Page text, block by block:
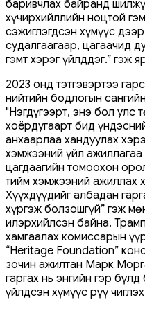
баривчлах байранд
хүчирхийллийн ноцтой
сэжиглэгдсэн хүмүүс
судалгаагаар, цагаачид
гэмт хэрэг үйлддэг.” гэж
2023 онд тэтгэвэртээ
нийтийн бодлогын
"Нэгдүгээрт, энэ бол улс
хоёрдугаарт бид
анхаарлаа хандуулах
хэмжээний үйл ажиллагаа
цагдаагийн томоохон
тийм хэмжээний ажиллах
Хүүхдүүдийг албадан
хүргэж болзошгүй” гэж
илэрхийлсэн байна.
хамгаалах комиссарын
“Heritage Foundation”
зочин ажилтан Марк
гаргах нь энгийн гэр
үйлдсэн хүмүүс рүү